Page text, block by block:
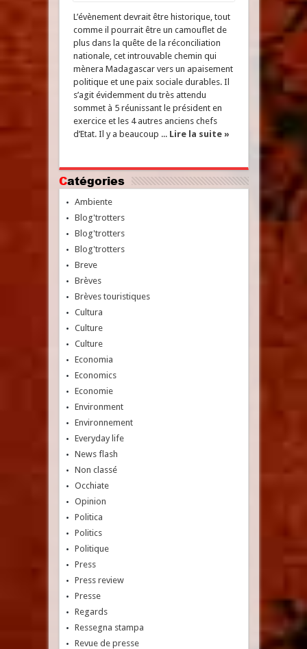
L’évènement devrait être historique, tout
comme il pourrait être un camouflet de
plus dans la quête de la réconciliation
nationale, cet introuvable chemin qui
mènera Madagascar vers un apaisement
politique et une paix sociale durables. Il
s’agit évidemment du très attendu
sommet à 5 réunissant le président en
exercice et les 4 autres anciens chefs
d’Etat. Il y a beaucoup ... Lire la suite »
Catégories
Ambiente
Blog'trotters
Blog'trotters
Blog'trotters
Breve
Brèves
Brèves touristiques
Cultura
Culture
Culture
Economia
Economics
Economie
Environment
Environnement
Everyday life
News flash
Non classé
Occhiate
Opinion
Politica
Politics
Politique
Press
Press review
Presse
Regards
Ressegna stampa
Revue de presse